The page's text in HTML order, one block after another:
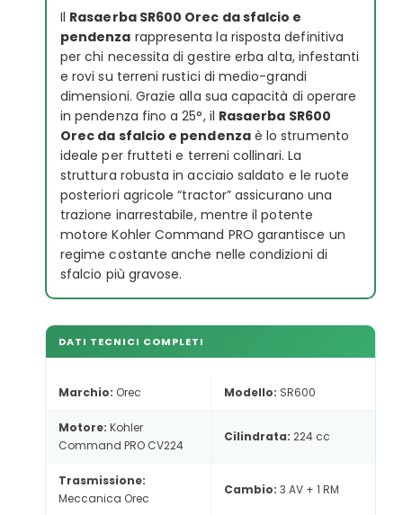
Il Rasaerba SR600 Orec da sfalcio e
pendenza rappresenta la risposta definitiva
per chi necessita di gestire erba alta, infestanti
e rovi su terreni rustici di medio-grandi
dimensioni. Grazie alla sua capacità di operare
in pendenza fino a 25°, il Rasaerba SR600
Orec da sfalcio e pendenzaè lo strumento
ideale per frutteti e terreni collinari. La
struttura robusta in acciaio saldato e le ruote
posteriori agricole “tractor” assicurano una
trazione inarrestabile, mentre il potente
motore Kohler Command PRO garantisce un
regime costante anche nelle condizioni di
sfalcio più gravose.
DATI TECNICI COMPLETI
Marchio: Orec Modello: SR600
Motore: Kohler
Command PRO CV224
Cilindrata: 224 cc
Trasmissione:
Meccanica Orec
Cambio: 3 AV + 1 RM